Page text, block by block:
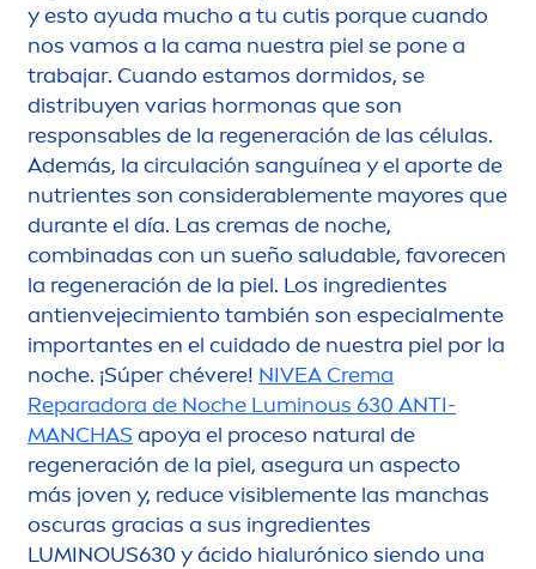
y esto ayuda mucho a tu cutis porque cuando
nos vamos a la cama nuestra piel se pone a
trabajar. Cuando estamos dormidos, se
distribuyen varias hormonas que son
responsables de la regeneración de las células.
Además, la circulación sanguínea y el aporte de
nutrientes son considerablemente mayores que
durante el día. Las cremas de noche,
combinadas con un sueño saludable, favorecen
la regeneración de la piel. Los ingredientes
antienvejecimiento también son especialmente
importantes en el cuidado de nuestra piel por la
noche. ¡Súper chévere! NIVEA Crema
Reparadora de Noche Luminous 630 ANTI-
MANCHAS apoya el proceso natural de
regeneración de la piel, asegura un aspecto
más joven y, reduce visiblemente las manchas
oscuras gracias a sus ingredientes
LUMINOUS630 y ácido hialurónico siendo una